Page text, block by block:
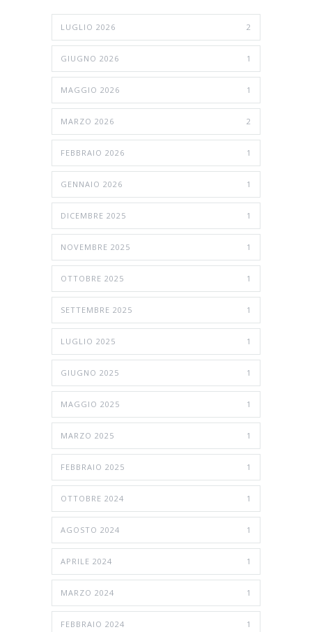
LUGLIO 2026 2
GIUGNO 2026 1
MAGGIO 2026 1
MARZO 2026 2
FEBBRAIO 2026 1
GENNAIO 2026 1
DICEMBRE 2025 1
NOVEMBRE 2025 1
OTTOBRE 2025 1
SETTEMBRE 2025 1
LUGLIO 2025 1
GIUGNO 2025 1
MAGGIO 2025 1
MARZO 2025 1
FEBBRAIO 2025 1
OTTOBRE 2024 1
AGOSTO 2024 1
APRILE 2024 1
MARZO 2024 1
FEBBRAIO 2024 1